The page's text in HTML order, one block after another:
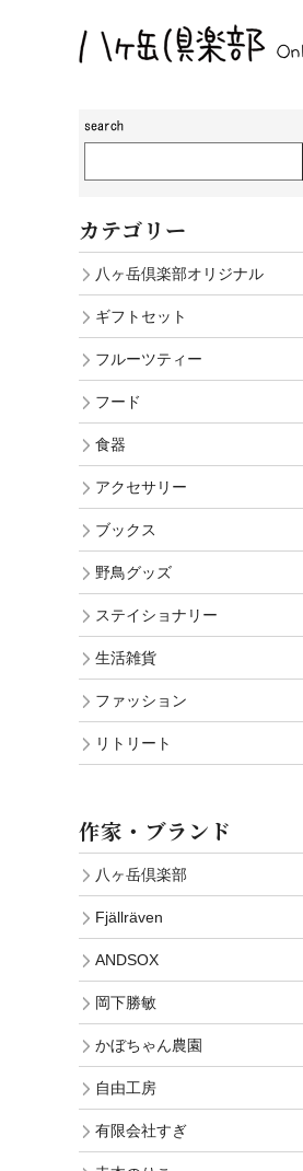
カテゴリー
八ヶ岳倶楽部オリジナル
ギフトセット
フルーツティー
フード
食器
アクセサリー
ブックス
野鳥グッズ
ステイショナリー
生活雑貨
ファッション
リトリート
作家・ブランド
八ヶ岳倶楽部
Fjällräven
ANDSOX
岡下勝敏
かぼちゃん農園
自由工房
有限会社すぎ